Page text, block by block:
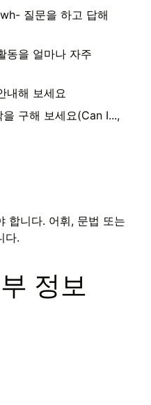
질문을 하고 답해
동을 얼마나 자주
내해 보세요
구해 보세요(Can I...,
합니다. 어휘, 문법 또는
다.
정보